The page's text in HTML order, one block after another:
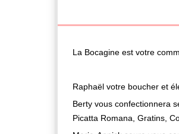
La Bocagine est votre
Raphaël votre boucher et
Berty vous confectionnera
Picatta Romana, Gratins,